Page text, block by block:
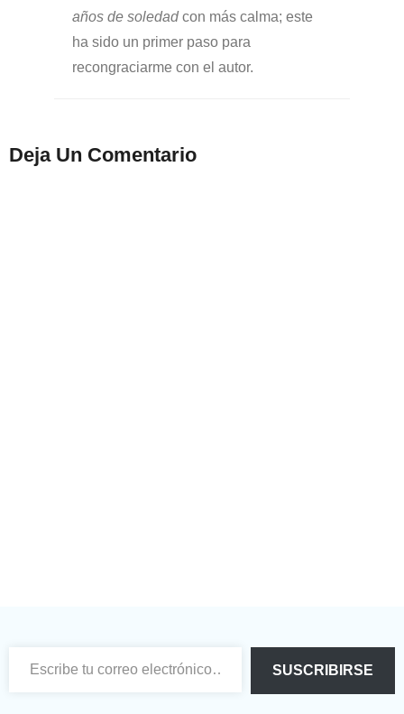
años de soledadcon más calma; este
ha sido un primer paso para
recongraciarme con el autor.
Deja Un Comentario
SUSCRIBIRSE